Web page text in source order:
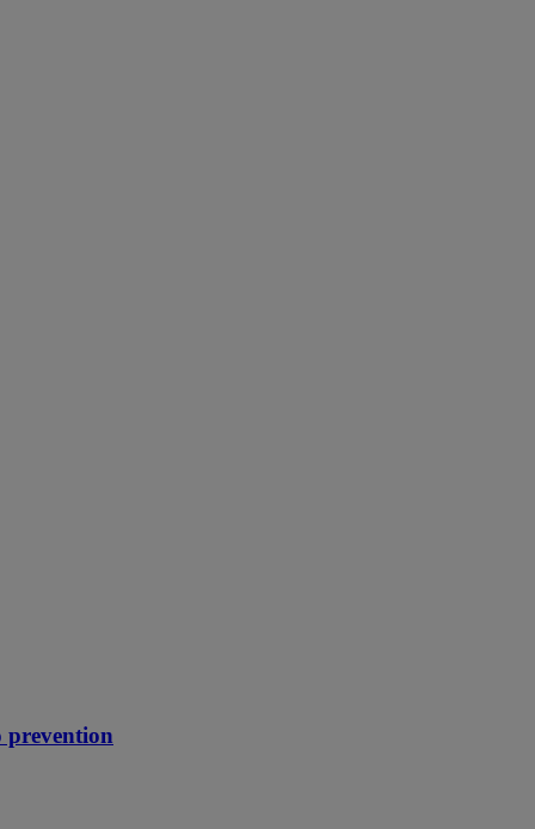
prevention